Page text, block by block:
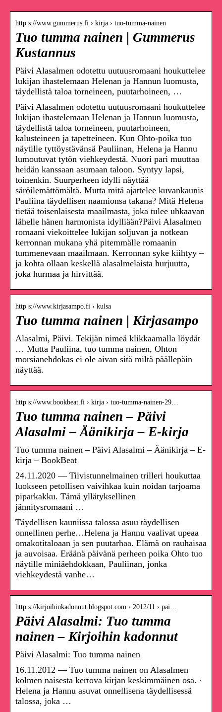
http s://www.gummerus.fi › kirja › tuo-tumma-nainen
Tuo tumma nainen | Gummerus
Kustannus
Päivi Alasalmen odotettu uutuusromaani houkuttelee
lukijan ihastelemaan Helenan ja Hannun luomusta,
täydellistä taloa torneineen, puutarhoineen, …
Päivi Alasalmen odotettu uutuusromaani houkuttelee
lukijan ihastelemaan Helenan ja Hannun luomusta,
täydellistä taloa torneineen, puutarhoineen,
kalusteineen ja tapetteineen. Kun Ohto-poika tuo
näytille tyttöystävänsä Pauliinan, Helena ja Hannu
lumoutuvat tytön viehkeydestä. Nuori pari muuttaa
heidän kanssaan asumaan taloon. Syntyy lapsi,
toinenkin. Suurperheen idylli näyttää
säröilemättömältä. Mutta mitä ajattelee kuvankaunis
Pauliina täydellisen naamionsa takana? Mitä Helena
tietää toisenlaisesta maailmasta, joka tulee uhkaavan
lähelle hänen harmonista idylliään?Päivi Alasalmen
romaani viekoittelee lukijan soljuvan ja notkean
kerronnan mukana yhä pitemmälle romaanin
tummenevaan maailmaan. Kerronnan syke kiihtyy –
ja kohta ollaan keskellä alasalmelaista hurjuutta,
joka hurmaa ja hirvittää.
http s://www.kirjasampo.fi › kulsa
Tuo tumma nainen | Kirjasampo
Alasalmi, Päivi. Tekijän nimeä klikkaamalla löydät
… Mutta Pauliina, tuo tumma nainen, Ohton
morsianehdokas ei ole aivan sitä miltä päällepäin
näyttää.
http s://www.bookbeat.fi › kirja › tuo-tumma-nainen-29…
Tuo tumma nainen – Päivi
Alasalmi – Äänikirja – E-kirja
Tuo tumma nainen – Päivi Alasalmi – Äänikirja – E-
kirja – BookBeat
24.11.2020 — Tiivistunnelmainen trilleri houkuttaa
luokseen petollisen vaivihkaa kuin noidan tarjoama
piparkakku. Tämä yllätyksellinen
jännitysromaani …
Täydellisen kauniissa talossa asuu täydellisen
onnellinen perhe…Helena ja Hannu vaalivat upeaa
omakotitaloaan ja sen puutarhaa. Elämä on rauhaisaa
ja auvoisaa. Eräänä päivänä perheen poika Ohto tuo
näytille miniäehdokkaan, Pauliinan, jonka
viehkeydestä vanhe…
http s://kirjoihinkadonnut.blogspot.com › 2012/11 › pai…
Päivi Alasalmi: Tuo tumma
nainen – Kirjoihin kadonnut
Päivi Alasalmi: Tuo tumma nainen
16.11.2012 — Tuo tumma nainen on Alasalmen
kolmen naisesta kertova kirjan keskimmäinen osa. ·
Helena ja Hannu asuvat onnellisena täydellisessä
talossa, joka …